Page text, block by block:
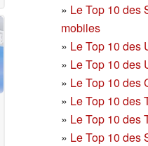
» Le Top 10 des
mobiles
» Le Top 10 des
» Le Top 10 des
» Le Top 10 des
» Le Top 10 des
» Le Top 10 des
» Le Top 10 des